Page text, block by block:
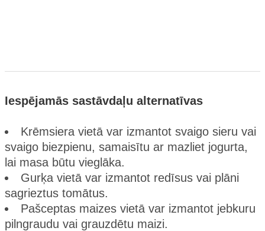
Iespējamās sastāvdaļu alternatīvas
Krēmsiera vietā var izmantot svaigo sieru vai
svaigo biezpienu, samaisītu ar mazliet jogurta,
lai masa būtu vieglāka.
Gurķa vietā var izmantot redīsus vai plāni
sagrieztus tomātus.
Pašceptas maizes vietā var izmantot jebkuru
pilngraudu vai grauzdētu maizi.